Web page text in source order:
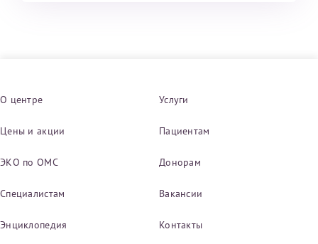
О центре Услуги
Цены и акции Пациентам
ЭКО по ОМС Донорам
Специалистам Вакансии
Энциклопедия Контакты